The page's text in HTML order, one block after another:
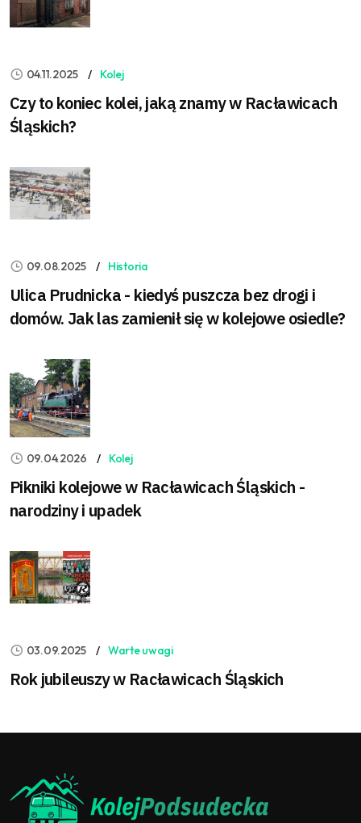
04.11.2025 Kolej
Czy to koniec kolei, jaką znamy w Racławicach
Śląskich?
09.08.2025 Historia
Ulica Prudnicka - kiedyś puszcza bez drogi i
domów. Jak las zamienił się w kolejowe osiedle?
09.04.2026 Kolej
Pikniki kolejowe w Racławicach Śląskich -
narodziny i upadek
03.09.2025 Warte uwagi
Rok jubileuszy w Racławicach Śląskich